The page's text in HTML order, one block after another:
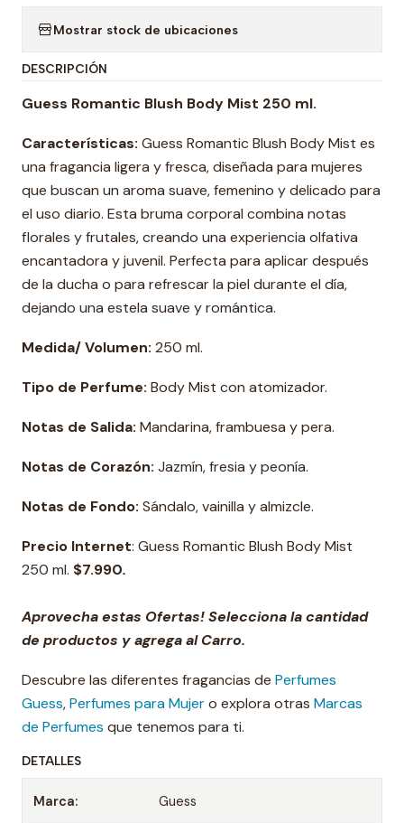
Mostrar stock de ubicaciones
DESCRIPCIÓN
Guess Romantic Blush Body Mist 250 ml.
Características: Guess Romantic Blush Body Mist es
una fragancia ligera y fresca, diseñada para mujeres
que buscan un aroma suave, femenino y delicado para
el uso diario. Esta bruma corporal combina notas
florales y frutales, creando una experiencia olfativa
encantadora y juvenil. Perfecta para aplicar después
de la ducha o para refrescar la piel durante el día,
dejando una estela suave y romántica.
Medida/ Volumen: 250 ml.
Tipo de Perfume: Body Mist con atomizador.
Notas de Salida: Mandarina, frambuesa y pera.
Notas de Corazón: Jazmín, fresia y peonía.
Notas de Fondo: Sándalo, vainilla y almizcle.
Precio Internet: Guess Romantic Blush Body Mist
250 ml. $7.990.
Aprovecha estas Ofertas! Selecciona la cantidad
de productos y agrega al Carro.
Descubre las diferentes fragancias de Perfumes
Guess,Perfumes para Mujero explora otras Marcas
de Perfumes que tenemos para ti.
DETALLES
Marca: Guess